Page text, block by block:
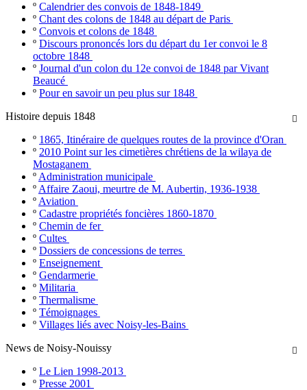
º Calendrier des convois de 1848-1849
º Chant des colons de 1848 au départ de Paris
º Convois et colons de 1848
º Discours prononcés lors du départ du 1er convoi le 8
octobre 1848
º Journal d'un colon du 12e convoi de 1848 par Vivant
Beaucé
º Pour en savoir un peu plus sur 1848

Histoire depuis 1848
º 1865, Itinéraire de quelques routes de la province d'Oran
º 2010 Point sur les cimetières chrétiens de la wilaya de
Mostaganem
º Administration municipale
º Affaire Zaoui, meurtre de M. Aubertin, 1936-1938
º Aviation
º Cadastre propriétés foncières 1860-1870
º Chemin de fer
º Cultes
º Dossiers de concessions de terres
º Enseignement
º Gendarmerie
º Militaria
º Thermalisme
º Témoignages
º Villages liés avec Noisy-les-Bains

News de Noisy-Nouissy
º Le Lien 1998-2013
º Presse 2001